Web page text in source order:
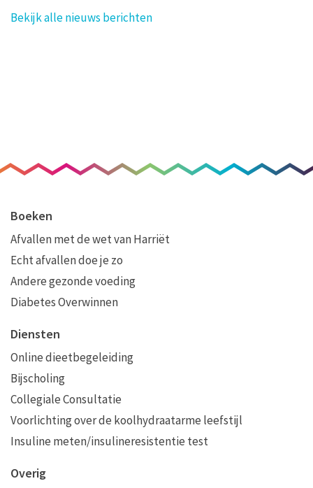
Bekijk alle nieuws berichten
Boeken
Afvallen met de wet van Harriët
Echt afvallen doe je zo
Andere gezonde voeding
Diabetes Overwinnen
Diensten
Online dieetbegeleiding
Bijscholing
Collegiale Consultatie
Voorlichting over de koolhydraatarme leefstijl
Insuline meten/insulineresistentie test
Overig